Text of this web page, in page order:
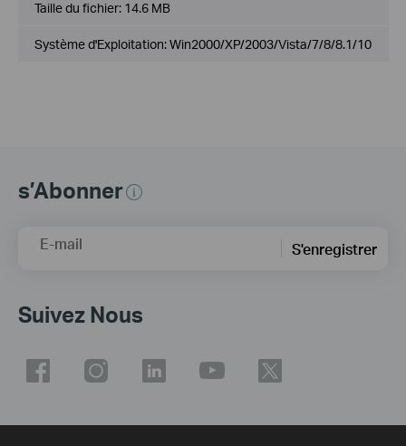
Taille du fichier: 14.6 MB
Système d'Exploitation: Win2000/XP/2003/Vista/7/8/8.1/10
s’Abonner
E-mail S'enregistrer
Suivez Nous